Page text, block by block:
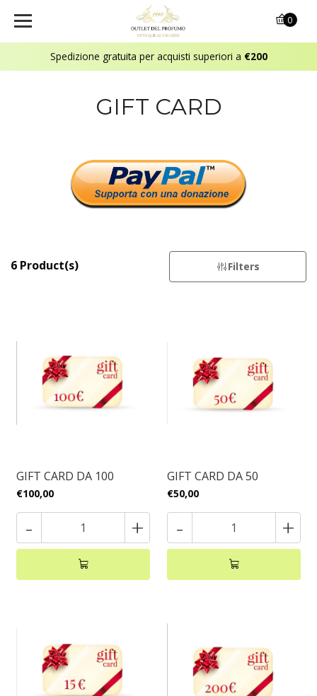
Spedizione gratuita per acquisti superiori a €200
0
GIFT CARD
6 Product(s) Filters
GIFT CARD DA 100
€100,00
- +
GIFT CARD DA 50
€50,00
- +